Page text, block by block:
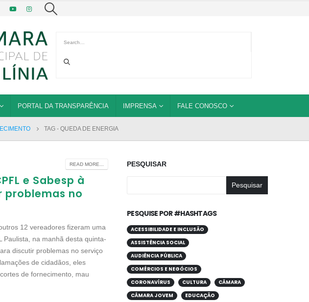
PORTAL DA TRANSPARÊNCIA IMPRENSA FALE CONOSCO
TAG - QUEDA DE ENERGIA
READ MORE...
e Sabesp à
problemas no
12 vereadores fizeram uma
Paulista, na manhã desta quinta-
discutir problemas no serviço
de cidadãos, eles
de fornecimento, mau
PESQUISAR
Pesquisar
PESQUISE POR #HASHTAGS
ACESSIBILIDADE E INCLUSÃO
ASSISTÊNCIA SOCIAL
AUDIÊNCIA PÚBLICA
COMÉRCIOS E NEGÓCIOS
CORONAVÍRUS
CULTURA
CÂMARA
CÂMARA JOVEM
EDUCAÇÃO